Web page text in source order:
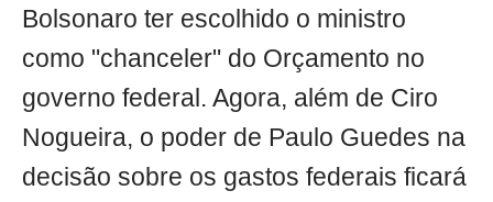
Bolsonaro ter escolhido o ministro
como "chanceler" do Orçamento no
governo federal. Agora, além de Ciro
Nogueira, o poder de Paulo Guedes na
decisão sobre os gastos federais ficará